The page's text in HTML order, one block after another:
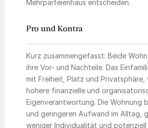
Mehrparteienhaus entscheiden.
Pro und Kontra
Kurz zusammengefasst: Beide
ihre Vor- und Nachteile. Das
mit Freiheit, Platz und
höhere finanzielle und
Eigenverantwortung. Die Wohnung
und geringeren Aufwand im Alltag,
weniger Individualität und potenziell